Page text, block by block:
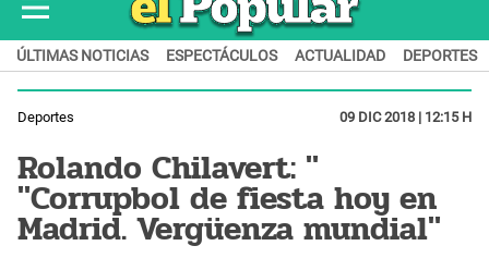
ÚLTIMAS NOTICIAS ESPECTÁCULOS ACTUALIDAD DEPORTES
Deportes 09 DIC 2018 | 12:15 H
Rolando Chilavert: "
"Corrupbol de fiesta hoy en
Madrid. Vergüenza mundial"